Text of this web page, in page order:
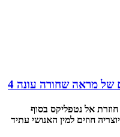
מראה שחורה עונה 4
אל נטפליקס בסוף
חוזים למין האנושי עתיד